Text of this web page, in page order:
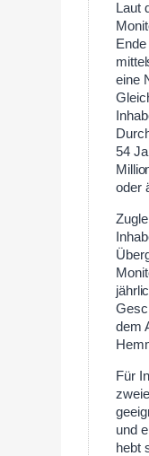
Laut
eine
54
oder
dem
Für
und
hebt